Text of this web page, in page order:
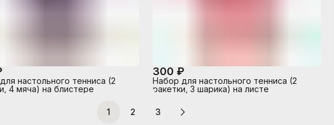
настольного тенниса (2
4 мяча) на блистере
300 ₽
Набор для настольного тенниса (2
ракетки, 3 шарика) на листе
1 2 3